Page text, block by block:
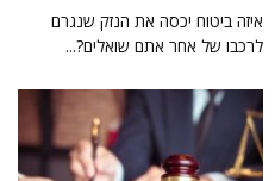
איזה ביטוח יכסה את הנזק שנגרם
לרכבו של אחר אתם שואלים?...